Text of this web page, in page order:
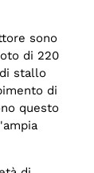
sono
di 220
stallo
di
questo